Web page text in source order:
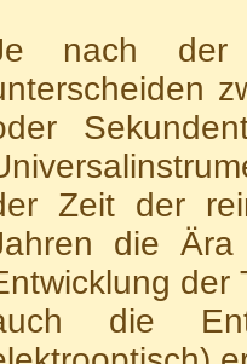
nach der
Zeit der
die Ära
die